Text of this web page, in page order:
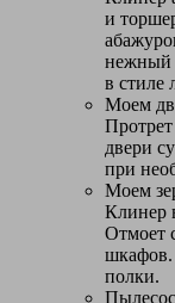
и
нежный
в стиле
Моем
двери
при
Моем
Клинер
Отмоет
шкафов.
полки.